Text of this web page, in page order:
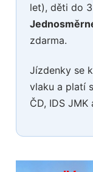
let), děti do
zdarma.
Jízdenky se
vlaku a platí
ČD, IDS